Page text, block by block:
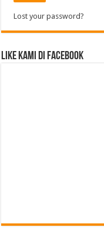
Lost your password?
Like Kami di Facebook